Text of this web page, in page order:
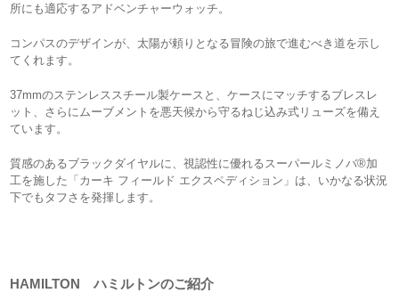
所にも適応するアドベンチャーウォッチ。
コンパスのデザインが、太陽が頼りとなる冒険の旅で進むべき道を示し
てくれます。
37mmのステンレススチール製ケースと、ケースにマッチするブレスレ
ット、さらにムーブメントを悪天候から守るねじ込み式リューズを備え
ています。
質感のあるブラックダイヤルに、視認性に優れるスーパールミノバ®加
工を施した「カーキ フィールド エクスペディション」は、いかなる状況
下でもタフさを発揮します。
HAMILTON ハミルトンのご紹介